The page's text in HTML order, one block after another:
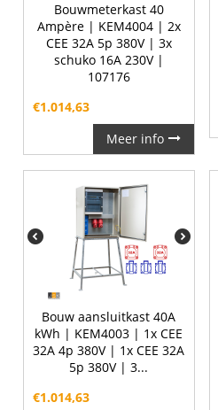
Bouwmeterkast 40
Ampère | KEM4004 | 2x
CEE 32A 5p 380V | 3x
schuko 16A 230V |
107176
€1.014,63
Meer info
Bouw aansluitkast 40A
kWh | KEM4003 | 1x CEE
32A 4p 380V | 1x CEE 32A
5p 380V | 3...
€1.014,63